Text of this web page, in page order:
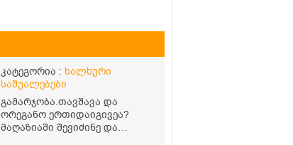
კატეგორია : ხალხური
საშუალებები
გამარჯობა.თავშავა და
ორეგანო ერთიდაიგივეა?
მაღაზიაში შევიძინე და